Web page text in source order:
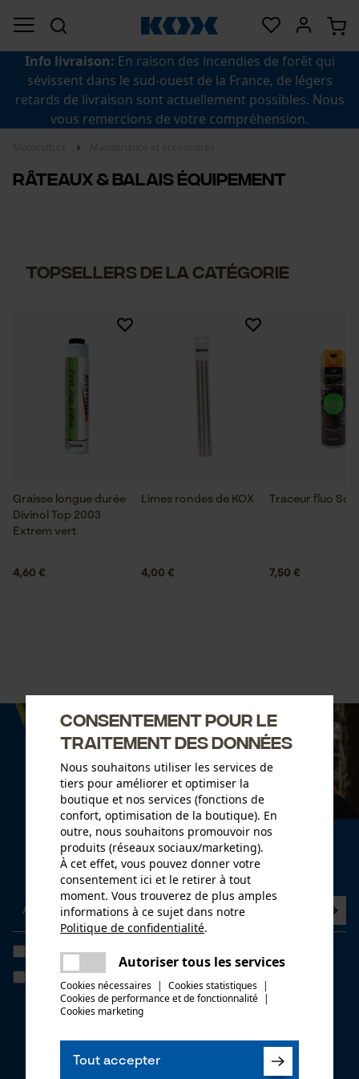
Info livraison: En raison des incendies de forêt qui
sévissent dans le sud-ouest de la France, de légers
retards de livraison sont actuellement possibles. Nous
vous remercions de votre compréhension.
Râteaux & balais équipement
topsellers de la catégorie
Graisse longue durée
Divinol Top 2003
Extrem vert
4,60 €
Limes rondes de KOX
4,00 €
Traceur fluo
7,50 €
Newsletter
Abonnez-vous maintenant à la newsletter
J'ai lu lapolitique de confidentialité
Si vous acceptez le tracking personnalisé, nous pourrons vous faire
parvenir des offres promotionnelles personnalisées dans notre
newsletter. Vos coordonnées ne seront pas transmises à des tiers.
Vous pourrez retirer votre consentement à tout moment sur simple
* Champs obligatoires
Consentement pour le
traitement des données
Nous souhaitons utiliser les services de
tiers pour améliorer et optimiser la
boutique et nos services (fonctions de
confort, optimisation de la boutique). En
outre, nous souhaitons promouvoir nos
produits (réseaux sociaux/marketing).
À cet effet, vous pouvez donner votre
consentement ici et le retirer à tout
moment. Vous trouverez de plus amples
informations à ce sujet dans notre
Politique de confidentialité.
Autoriser tous les services
Cookies nécessaires | Cookies statistiques |
Cookies de performance et de fonctionnalité |
Cookies marketing
Tout accepter
Une erreur s'est produite. Veuillez
essayer encore.
partager
partager
mail